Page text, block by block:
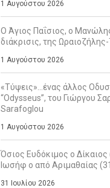
1 Αυγούστου 2026
Ο Άγιος Παΐσιος, ο
διάκρισις, της
1 Αυγούστου 2026
«Τύψεις»…ένας άλλος
“Odysseus”, του Γιώργου
Sarafoglou
1 Αυγούστου 2026
Όσιος Ευδόκιμος ο Δίκαιος
Ιωσήφ ο από Αριμαθαίας
31 Ιουλίου 2026